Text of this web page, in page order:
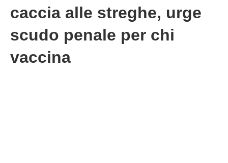
caccia alle streghe, urge
scudo penale per chi
vaccina